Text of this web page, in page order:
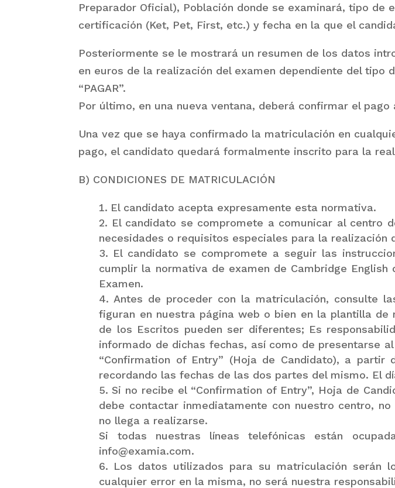
Preparador Oficial), Población donde se examinará, tipo de
certificación (Ket, Pet, First, etc.) y fecha en la que el
Posteriormente se le mostrará un resumen de los datos
en euros de la realización del examen dependiente del tipo
“PAGAR”.
Por último, en una nueva ventana, deberá confirmar el pago
Una vez que se haya confirmado la matriculación en
pago, el candidato quedará formalmente inscrito para la
B) CONDICIONES DE MATRICULACIÓN
El candidato acepta expresamente esta normativa.
El candidato se compromete a comunicar al centro
necesidades o requisitos especiales para la realización
El candidato se compromete a seguir las
cumplir la normativa de examen de Cambridge
Examen.
Antes de proceder con la matriculación, consulte
figuran en nuestra página web o bien en la plantilla de
de los Escritos pueden ser diferentes; Es
informado de dichas fechas, así como de presentarse
“Confirmation of Entry” (Hoja de Candidato), a
recordando las fechas de las dos partes del mismo. El
Si no recibe el “Confirmation of Entry”, Hoja de
debe contactar inmediatamente con nuestro centro,
no llega a realizarse.
Si todas nuestras líneas telefónicas están
info@examia.com.
Los datos utilizados para su matriculación serán
cualquier error en la misma, no será nuestra